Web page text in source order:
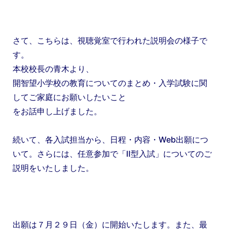
さて、こちらは、視聴覚室で行われた説明会の様子で
す。
本校校長の青木より、
開智望小学校の教育についてのまとめ・入学試験に関
してご家庭にお願いしたいこと
をお話申し上げました。
続いて、各入試担当から、日程・内容・Web出願につ
いて。さらには、任意参加で「Ⅱ型入試」についてのご
説明をいたしました。
出願は７月２９日（金）に開始いたします。また、最